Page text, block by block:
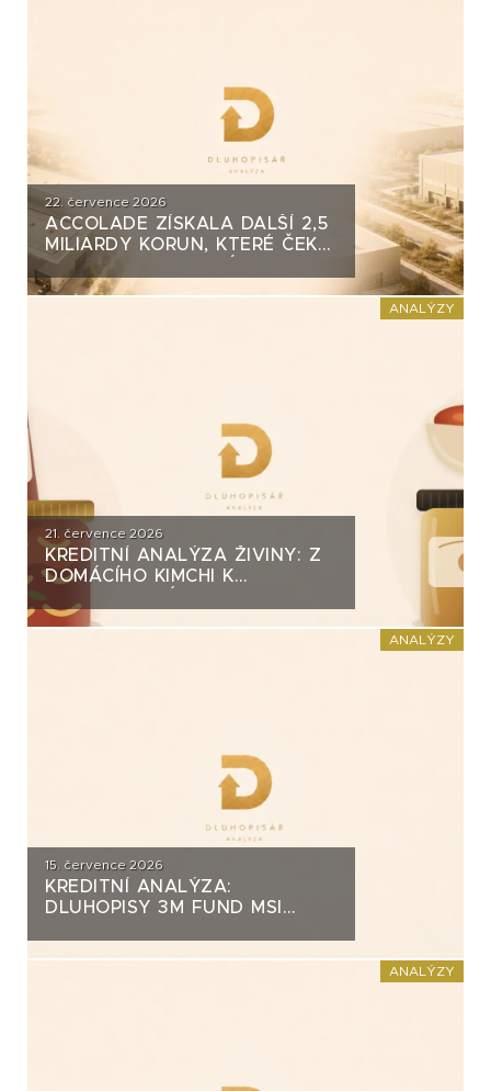
22. července 2026
ACCOLADE ZÍSKALA DALŠÍ 2,5
MILIARDY KORUN, KTERÉ ČEKÁ
V ROCE 2030 VELKÝ TEST. CO
ROZHODNE O JEJICH
ANALÝZY
21. července 2026
KREDITNÍ ANALÝZA ŽIVINY: Z
DOMÁCÍHO KIMCHI K
ZA PŮL MILIARDY
ANALÝZY
15. července 2026
KREDITNÍ ANALÝZA:
DLUHOPISY 3M FUND MSI
ANALÝZY